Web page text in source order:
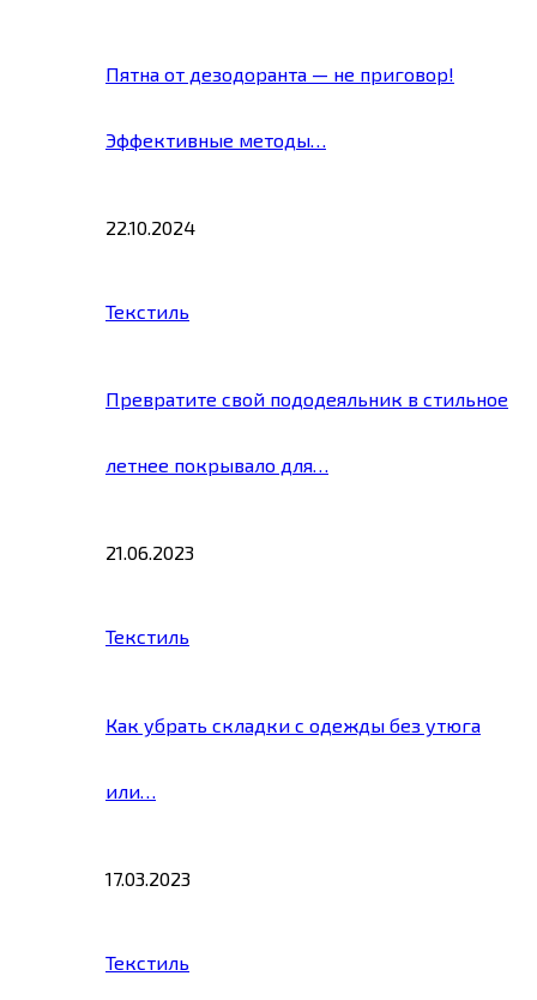
Пятна от дезодоранта — не приговор!
Эффективные методы…
22.10.2024
Текстиль
Превратите свой пододеяльник в стильное
летнее покрывало для…
21.06.2023
Текстиль
Как убрать складки с одежды без утюга
или…
17.03.2023
Текстиль